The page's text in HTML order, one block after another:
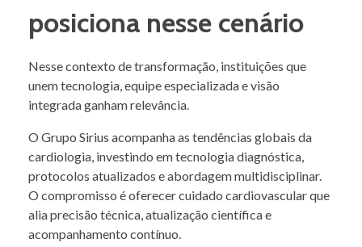
posiciona nesse cenário
Nesse contexto de transformação, instituições que
unem tecnologia, equipe especializada e visão
integrada ganham relevância.
O Grupo Sirius acompanha as tendências globais da
cardiologia, investindo em tecnologia diagnóstica,
protocolos atualizados e abordagem multidisciplinar.
O compromisso é oferecer cuidado cardiovascular que
alia precisão técnica, atualização científica e
acompanhamento contínuo.